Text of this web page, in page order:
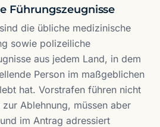
Führungszeugnisse
die übliche medizinische
sowie polizeiliche
aus jedem Land, in dem
Person im maßgeblichen
hat. Vorstrafen führen nicht
Ablehnung, müssen aber
im Antrag adressiert